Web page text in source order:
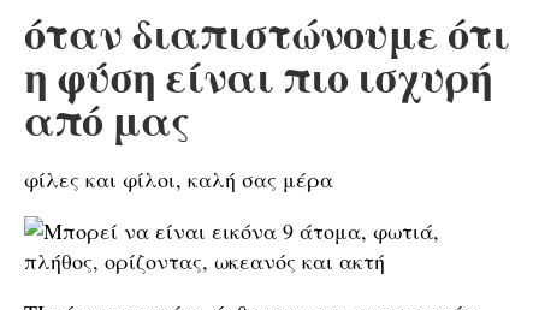
όταν διαπιστώνουμε ότι
η φύση είναι πιο ισχυρή
από μας
φίλες και φίλοι, καλή σας μέρα